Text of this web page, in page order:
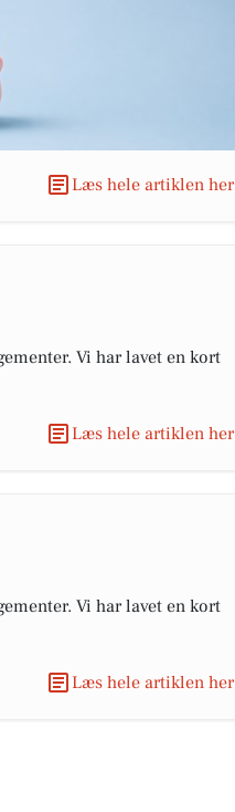
Læs hele artiklen her
Vi har lavet en kort
Læs hele artiklen her
Vi har lavet en kort
Læs hele artiklen her